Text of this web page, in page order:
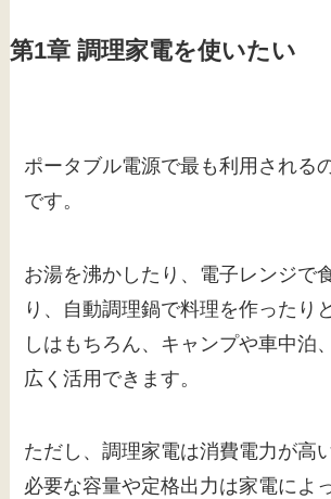
第1章 調理家電を使いたい
ポータブル電源で最も利用される
です。
お湯を沸かしたり、電子レンジで
り、自動調理鍋で料理を作ったり
しはもちろん、キャンプや車中泊
広く活用できます。
ただし、調理家電は消費電力が高
必要な容量や定格出力は家電によ